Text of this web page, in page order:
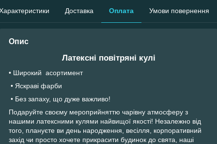
Доставка Оплата Умови повернення
Опис
Латексні повітряні кулі
• Широкий асортимент
• Яскраві фарби
• Без запаху, що дуже важливо!
Подаруйте своєму мероприйняттю чарівну атмосферу з
нашими латексними кулями найвищої якості! Незалежно від
того, плануєте ви день народження, весілля, корпоративний
захід чи просто хочете прикрасити будинок до свята, наші